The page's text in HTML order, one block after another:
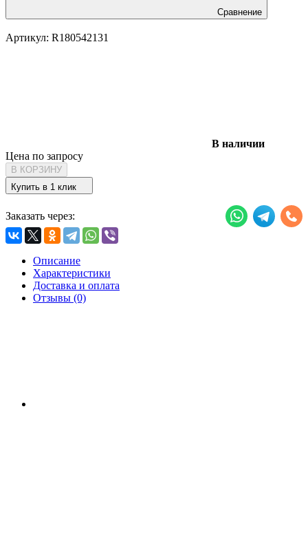
Сравнение
Артикул: R180542131
В наличии
Цена по запросу
В КОРЗИНУ
Купить в 1 клик
Заказать через:
Описание
Характеристики
Доставка и оплата
Отзывы (0)